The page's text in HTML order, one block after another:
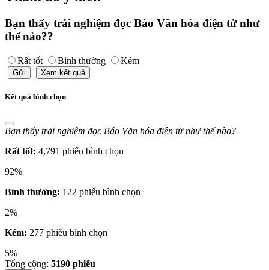
Bạn thấy trải nghiệm đọc Báo Văn hóa điện tử như
thế nào??
Rất tốt Bình thường Kém
Gửi Xem kết quả
Kết quả bình chọn
Bạn thấy trải nghiệm đọc Báo Văn hóa điện tử như thế nào?
Rất tốt: 4,791 phiếu bình chọn
92%
Bình thường: 122 phiếu bình chọn
2%
Kém: 277 phiếu bình chọn
5%
Tổng cộng: 5190 phiếu